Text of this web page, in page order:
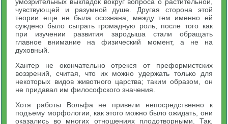
чувствующей и разумной душе. Другая сторона этой
теории еще не была осознана; между тем именно ей
суждено было сыграть громадную роль, после того как
при изучении развития зародыша стали обращать
главное внимание на физический момент, а не на
духовный.
Хантер не окончательно отрекся от преформистских
воззрений, считая, что их можно удержать только для
некоторых видов животного царства; таким образом, он
не придавал им философского значения.
Хотя работы Вольфа не привели непосредственно к
подъему морфологии, как этого можно было ожидать, они
оказались во многих отношениях плодотворными. Так,